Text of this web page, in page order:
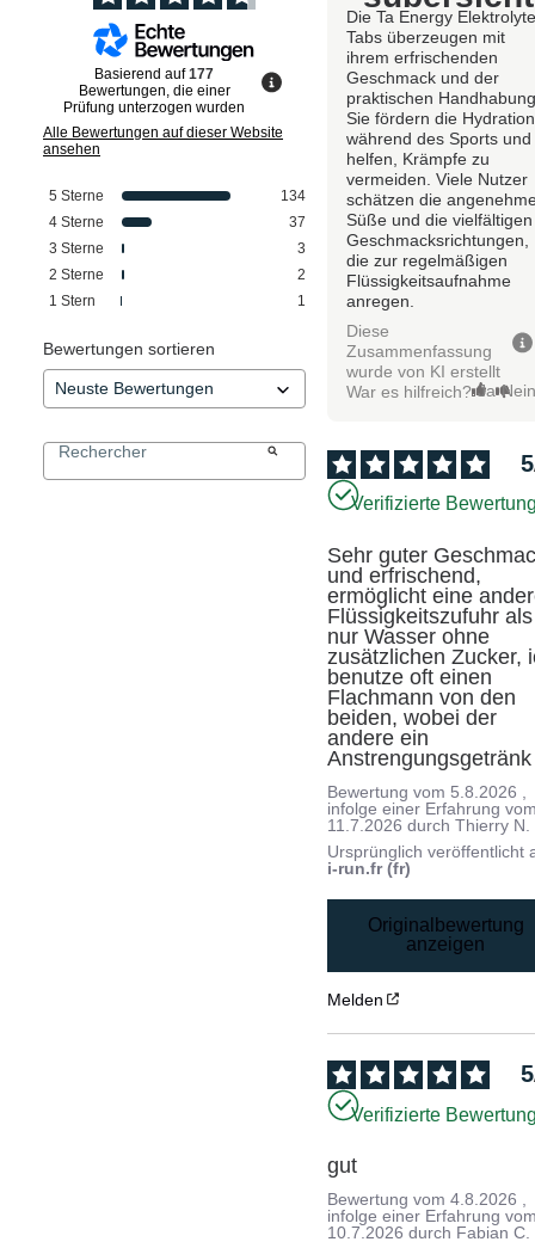
Basierend auf177
Bewertungen, die einer
Prüfung unterzogen wurden
Alle Bewertungen auf dieser Website
ansehen
5 Sterne
134
4 Sterne
37
3 Sterne
3
2 Sterne
2
1 Stern 1
Bewertungen sortieren
Die Ta Energy
Tabs überzeugen mit
ihrem erfrischenden
Geschmack und der
praktischen
Sie fördern die Hydration
während des Sports und
helfen, Krämpfe zu
vermeiden. Viele Nutzer
schätzen die
Süße und die vielfältigen
Geschmacksrichtungen,
die zur regelmäßigen
Flüssigkeitsaufnahme
anregen.
Diese
Zusammenfassung
wurde von KI erstellt
War es hilfreich? Ja
5
Verifizierte
Sehr guter
und erfrischend,
ermöglicht eine
Flüssigkeitszufuhr als
nur Wasser ohne
zusätzlichen Zucker,
benutze oft einen
Flachmann von den
beiden, wobei der
andere ein
Bewertung vom 5.8.2026
infolge einer Erfahrung
11.7.2026 durchThierry N.
Ursprünglich veröffentlicht
i-run.fr (fr)
Originalbewertung
anzeigen
Melden
5
Verifizierte
gut
Bewertung vom4.8.2026
infolge einer Erfahrung
10.7.2026 durch Fabian C.